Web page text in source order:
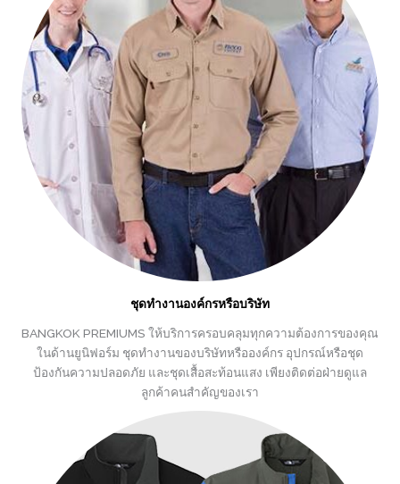
ชุดทำงานองค์กรหรือบริษัท
BANGKOK PREMIUMS ให้บริการครอบคลุมทุกความต้องการของคุณ
ในด้านยูนิฟอร์ม ชุดทำงานของบริษัทหรือองค์กร อุปกรณ์หรือชุด
ป้องกันความปลอดภัย และชุดเสื้อสะท้อนแสง เพียงติดต่อฝ่ายดูแล
ลูกค้าคนสำคัญของเรา